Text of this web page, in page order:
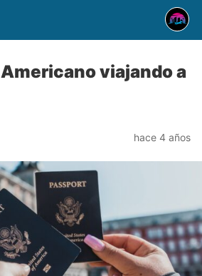
viajando a
hace 4 años